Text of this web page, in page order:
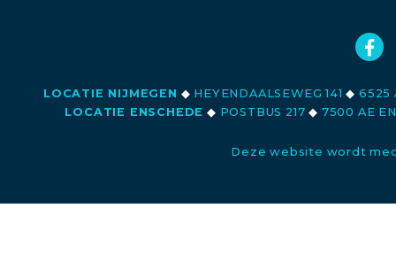
LOCATIE NIJMEGEN ◆ HEYENDAALSEWEG 141◆ 6525
LOCATIE ENSCHEDE ◆ POSTBUS 217◆ 7500 AE
Deze website wordt